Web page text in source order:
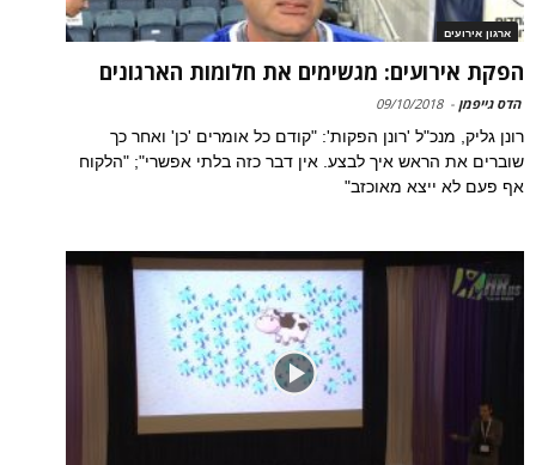
ארגון אירועים
הפקת אירועים: מגשימים את חלומות הארגונים
הדס גייפמן -
09/10/2018
רונן גליק, מנכ"ל 'רונן הפקות': "קודם כל אומרים 'כן' ואחר כך
שוברים את הראש איך לבצע. אין דבר כזה בלתי אפשרי"; "הלקוח
אף פעם לא ייצא מאוכזב"